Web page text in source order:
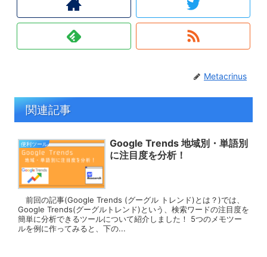
Metacrinus
関連記事
便利ツール
Google Trends 地域別・単語別
に注目度を分析！
前回の記事(Google Trends (グーグル トレンド)とは？)では、
Google Trends(グーグルトレンド)という、検索ワードの注目度を
簡単に分析できるツールについて紹介しました！ 5つのメモツー
ルを例に作ってみると、下の...